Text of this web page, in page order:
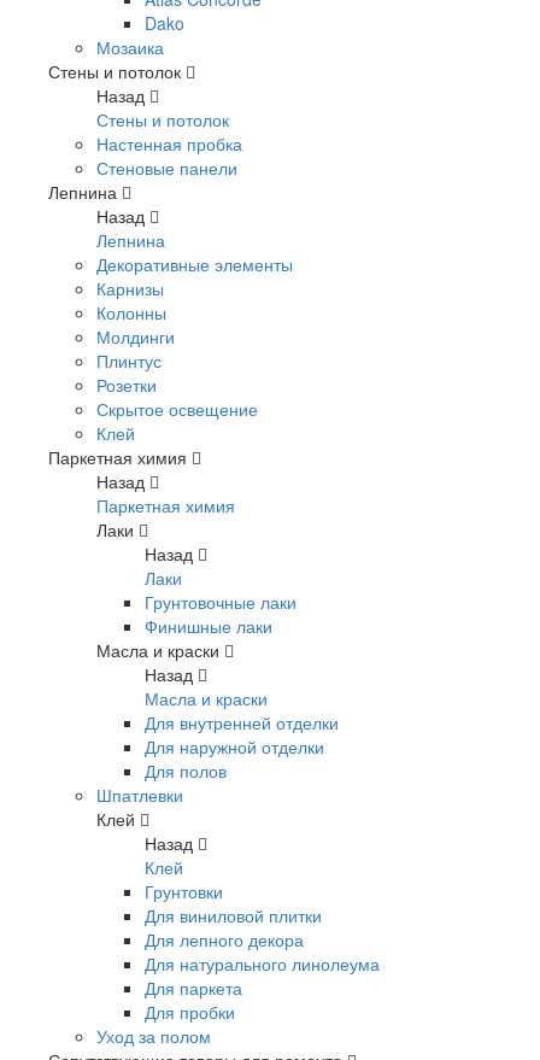
Dako
Мозаика
Стены и потолок
Назад
Стены и потолок
Настенная пробка
Стеновые панели
Лепнина
Назад
Лепнина
Декоративные элементы
Карнизы
Колонны
Молдинги
Плинтус
Розетки
Скрытое освещение
Клей
Паркетная химия
Назад
Паркетная химия
Лаки
Назад
Лаки
Грунтовочные лаки
Финишные лаки
Масла и краски
Назад
Масла и краски
Для внутренней отделки
Для наружной отделки
Для полов
Шпатлевки
Клей
Назад
Клей
Грунтовки
Для виниловой плитки
Для лепного декора
Для натурального линолеума
Для паркета
Для пробки
Уход за полом